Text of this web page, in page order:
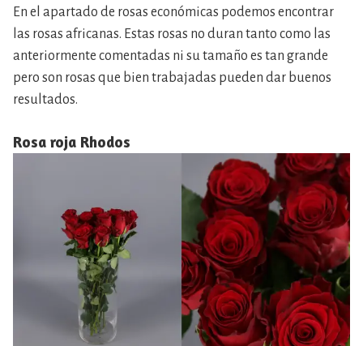
En el apartado de rosas económicas podemos encontrar
las rosas africanas. Estas rosas no duran tanto como las
anteriormente comentadas ni su tamaño es tan grande
pero son rosas que bien trabajadas pueden dar buenos
resultados.
Rosa roja Rhodos